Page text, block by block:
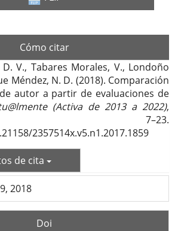
Cómo citar
V., Tabares Morales, V., Londoño
Méndez, N. D. (2018). Comparación
autor a partir de evaluaciones de
(Activa de 2013 a 2022),
7–23.
2357514x.v5.n1.2017.1859
de cita
2018
Doi